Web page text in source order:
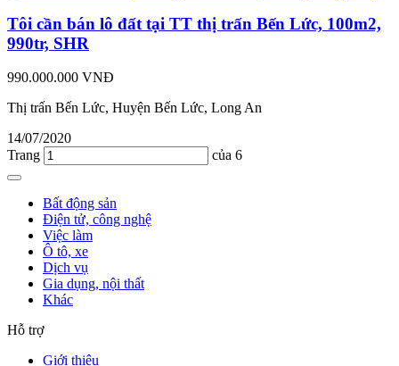
Tôi cần bán lô đất tại TT thị trấn Bến Lức, 100m2,
990tr, SHR
990.000.000 VNĐ
Thị trấn Bến Lức, Huyện Bến Lức, Long An
14/07/2020
Trang
của 6
Bất động sản
Điện tử, công nghệ
Việc làm
Ô tô, xe
Dịch vụ
Gia dụng, nội thất
Khác
Hỗ trợ
Giới thiệu